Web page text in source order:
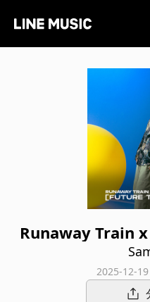
Runaway Train
(Future
2025-12-19